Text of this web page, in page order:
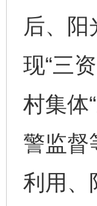
后、
现“三
村集体
警监督
利用、